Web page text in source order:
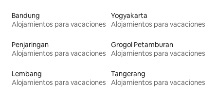
Bandung
Alojamientos para vacaciones
Yogyakarta
Alojamientos para vacaciones
Penjaringan
Alojamientos para vacaciones
Grogol Petamburan
Alojamientos para vacaciones
Lembang
Alojamientos para vacaciones
Tangerang
Alojamientos para vacaciones